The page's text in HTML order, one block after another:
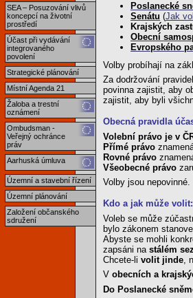
SEA – Posuzování vlivů
koncepcí na životní
prostředí
Účast při vydávání
integrovaného
povolení
Strategické plánování
Místní Agenda 21
Žaloba a trestní
oznámení
Ombudsman -
Veřejný ochránce
práv
Aarhuská úmluva
Územní a stavební řízení
Územní plánování
Založení občanského
sdružení
Poslanecké
Senátu (Jak
Krajských
Obecní
Evropského
Volby probíhají na
Za dodržování
povinna zajistit, aby
zajistit, aby byli
Obecná pravidla
Volební právo je v
Přímé právo
Rovné právo
Všeobecné právo
Volby jsou nepovinné.
Kdo a jak může volit:
Voleb se může
bylo zákonem
Abyste se mohli
zapsáni na stálém
Chcete-li volit jinde ,
V obecních a
Do Poslanecké